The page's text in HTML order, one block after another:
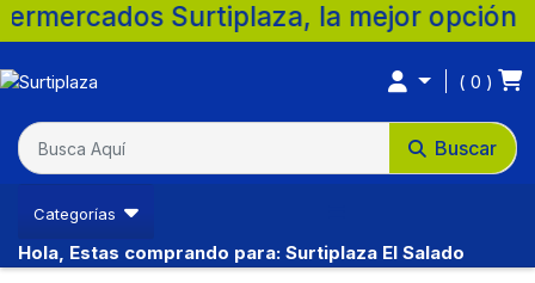
la mejor opción para tu
Buscar
0
Categorías
Hola, Estas comprando para: Surtiplaza El Salado